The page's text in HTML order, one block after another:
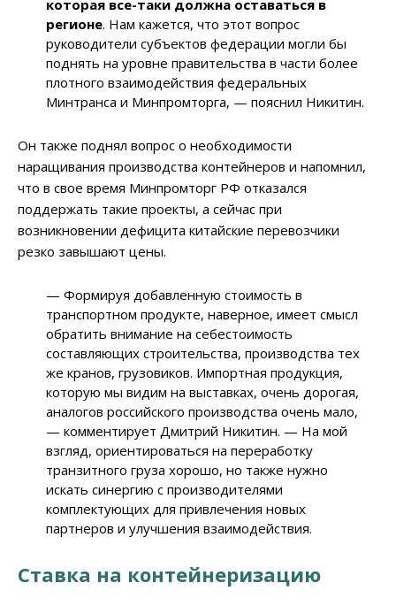
которая все-таки должна оставаться в
регионе. Нам кажется, что этот вопрос
руководители субъектов федерации могли бы
поднять на уровне правительства в части более
плотного взаимодействия федеральных
Минтранса и Минпромторга, — пояснил Никитин.
Он также поднял вопрос о необходимости
наращивания производства контейнеров и напомнил,
что в свое время Минпромторг РФ отказался
поддержать такие проекты, а сейчас при
возникновении дефицита китайские перевозчики
резко завышают цены.
— Формируя добавленную стоимость в
транспортном продукте, наверное, имеет смысл
обратить внимание на себестоимость
составляющих строительства, производства тех
же кранов, грузовиков. Импортная продукция,
которую мы видим на выставках, очень дорогая,
аналогов российского производства очень мало,
— комментирует Дмитрий Никитин. — На мой
взгляд, ориентироваться на переработку
транзитного груза хорошо, но также нужно
искать синергию с производителями
комплектующих для привлечения новых
партнеров и улучшения взаимодействия.
Ставка на контейнеризацию